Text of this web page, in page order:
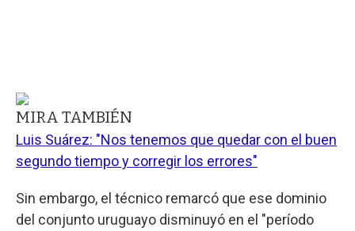
MIRA TAMBIÉN
Luis Suárez: "Nos tenemos que quedar con el buen
segundo tiempo y corregir los errores"
Sin embargo, el técnico remarcó que ese dominio
del conjunto uruguayo disminuyó en el "período